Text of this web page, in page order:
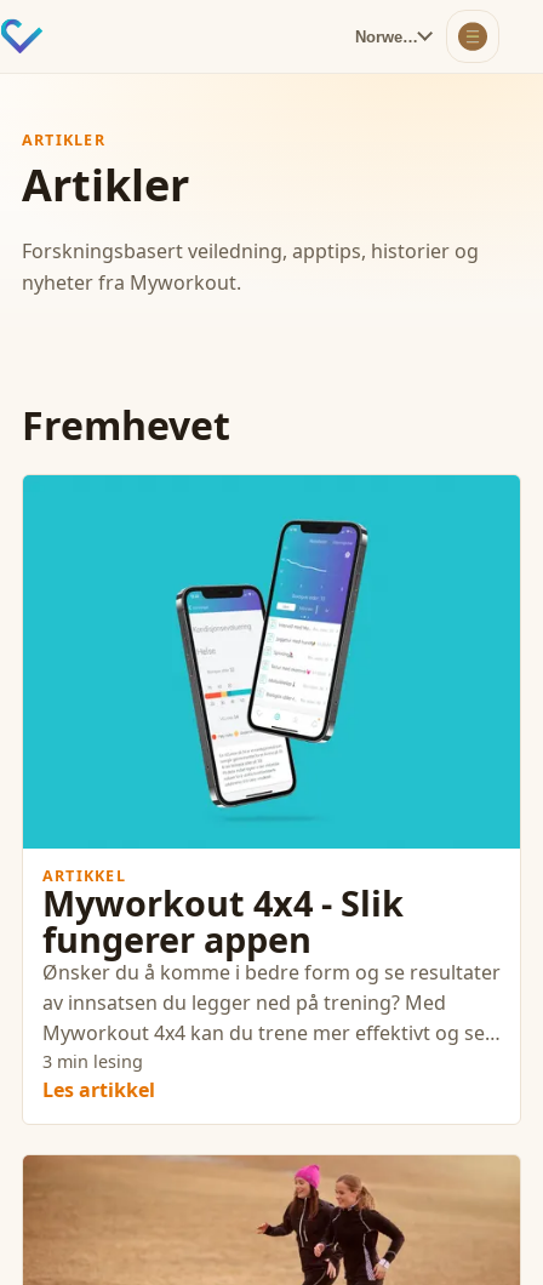
Norwegian
ARTIKLER
Artikler
Forskningsbasert veiledning, apptips, historier og
nyheter fra Myworkout.
Fremhevet
ARTIKKEL
Myworkout 4x4 - Slik
fungerer appen
Ønsker du å komme i bedre form og se resultater
av innsatsen du legger ned på trening? Med
Myworkout 4x4 kan du trene mer effektivt og se
fremgangen av treningen din.
3 min lesing
Les artikkel